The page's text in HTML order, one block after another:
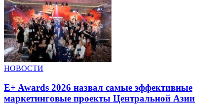
НОВОСТИ
E+ Awards 2026 назвал самые эффективные
маркетинговые проекты Центральной Азии